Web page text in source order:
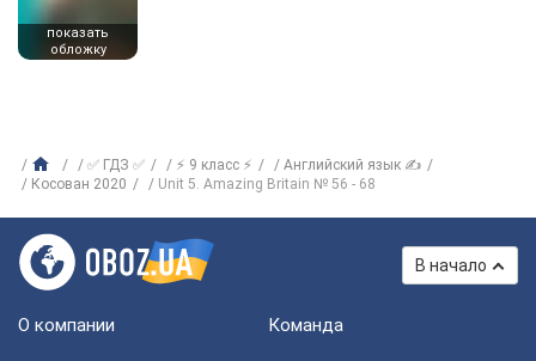
показать
обложку
✅ ГДЗ ✅ ⚡ 9 класс ⚡
Английский язык ✍
Косован 2020
Unit 5. Amazing Britain № 56 - 68
В начало
О компании Команда